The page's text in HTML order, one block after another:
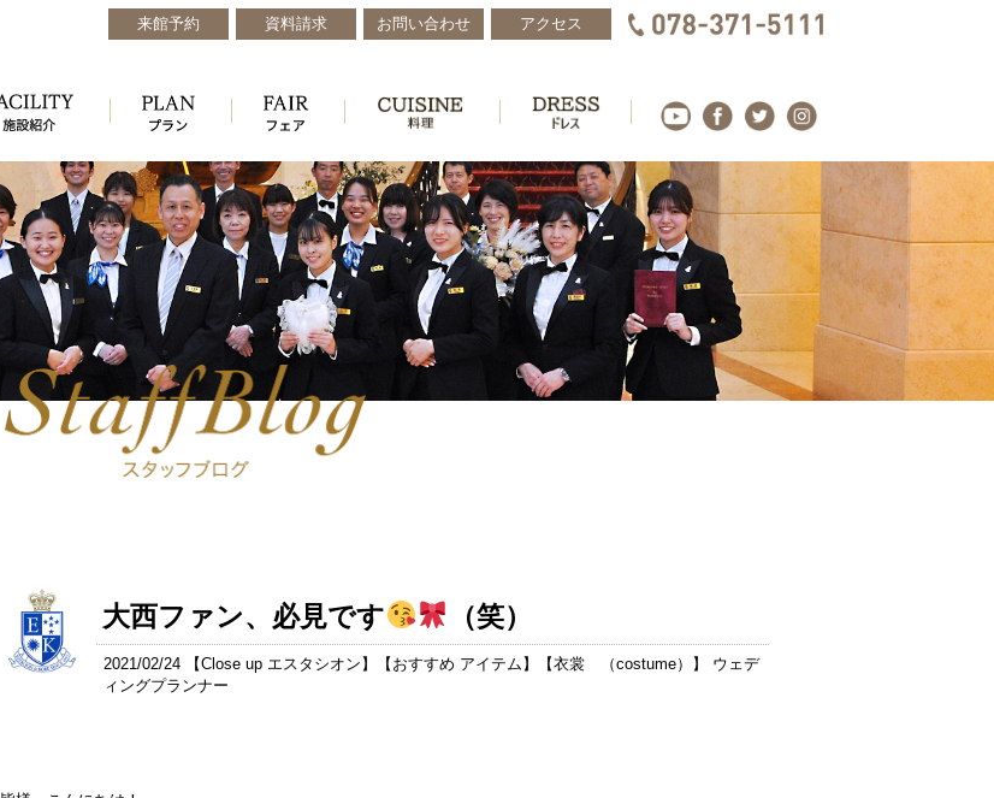
来館予約 資料請求 お問い合わせ アクセス
大西ファン、必見です （笑）
2021/02/24 【Close up エスタシオン】【おすすめ アイテム】【衣裳 （costume） 】 ウェデ
ィングプランナー